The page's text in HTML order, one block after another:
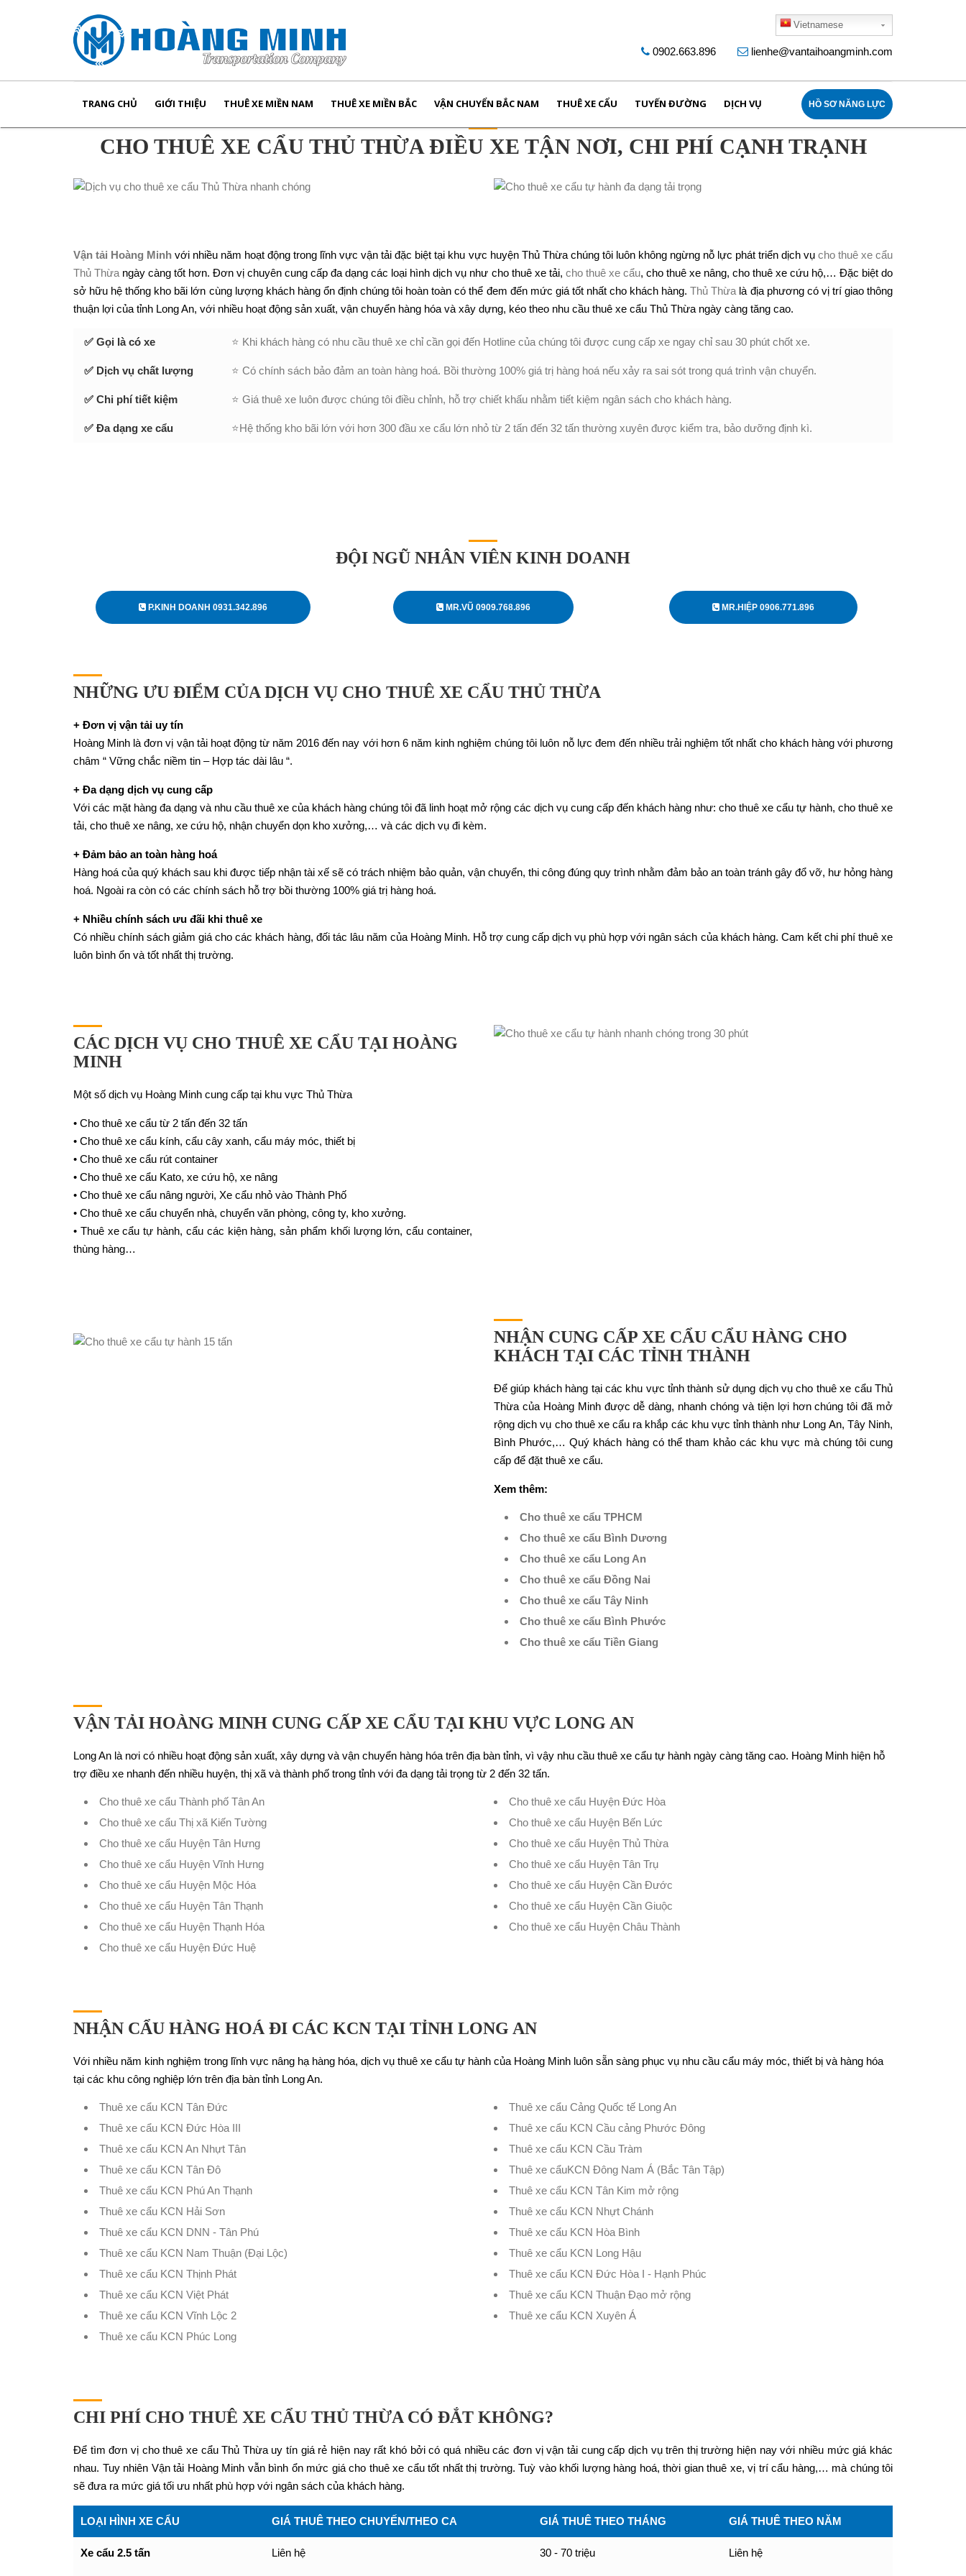
Vietnamese
0902.663.896 lienhe@vantaihoangminh.com
TRANG CHỦ GIỚI THIỆU THUÊ XE MIỀN NAM THUÊ XE MIỀN BẮC VẬN CHUYỂN BẮC NAM THUÊ XE CẨU TUYẾN ĐƯỜNG DỊCH VỤ HỒ SƠ NĂNG LỰC
CHO THUÊ XE CẨU THỦ THỪA ĐIỀU XE TẬN NƠI, CHI PHÍ CẠNH TRẠNH
Vận tải Hoàng Minh với nhiều năm hoạt động trong lĩnh vực vận tải đặc biệt tại khu vực huyện Thủ Thừa chúng tôi luôn không ngừng nỗ lực phát triển dịch vụ cho thuê xe cẩu
Thủ Thừa ngày càng tốt hơn. Đơn vị chuyên cung cấp đa dạng các loại hình dịch vụ như cho thuê xe tải, cho thuê xe cẩu, cho thuê xe nâng, cho thuê xe cứu hộ,… Đặc biệt do
sở hữu hệ thống kho bãi lớn cùng lượng khách hàng ổn định chúng tôi hoàn toàn có thể đem đến mức giá tốt nhất cho khách hàng.Thủ Thừa là địa phương có vị trí giao thông
thuận lợi của tỉnh Long An, với nhiều hoạt động sản xuất, vận chuyển hàng hóa và xây dựng, kéo theo nhu cầu thuê xe cẩu Thủ Thừa ngày càng tăng cao.
✅ Gọi là có xe ⭐ Khi khách hàng có nhu cầu thuê xe chỉ cần gọi đến Hotline của chúng tôi được cung cấp xe ngay chỉ sau 30 phút chốt xe.
✅ Dịch vụ chất lượng ⭐ Có chính sách bảo đảm an toàn hàng hoá. Bồi thường 100% giá trị hàng hoá nếu xảy ra sai sót trong quá trình vận chuyển.
✅ Chi phí tiết kiệm ⭐ Giá thuê xe luôn được chúng tôi điều chỉnh, hỗ trợ chiết khấu nhằm tiết kiệm ngân sách cho khách hàng.
✅ Đa dạng xe cẩu ⭐Hệ thống kho bãi lớn với hơn 300 đầu xe cẩu lớn nhỏ từ 2 tấn đến 32 tấn thường xuyên được kiểm tra, bảo dưỡng định kì.
ĐỘI NGŨ NHÂN VIÊN KINH DOANH
P.KINH DOANH 0931.342.896 MR.VŨ 0909.768.896 MR.HIỆP 0906.771.896
NHỮNG ƯU ĐIỂM CỦA DỊCH VỤ CHO THUÊ XE CẨU THỦ THỪA
+ Đơn vị vận tải uy tín
Hoàng Minh là đơn vị vận tải hoạt động từ năm 2016 đến nay với hơn 6 năm kinh nghiệm chúng tôi luôn nỗ lực đem đến nhiều trải nghiệm tốt nhất cho khách hàng với phương
châm “ Vững chắc niềm tin – Hợp tác dài lâu “.
+ Đa dạng dịch vụ cung cấp
Với các mặt hàng đa dạng và nhu cầu thuê xe của khách hàng chúng tôi đã linh hoạt mở rộng các dịch vụ cung cấp đến khách hàng như: cho thuê xe cẩu tự hành, cho thuê xe
tải, cho thuê xe nâng, xe cứu hộ, nhận chuyển dọn kho xưởng,… và các dịch vụ đi kèm.
+ Đảm bảo an toàn hàng hoá
Hàng hoá của quý khách sau khi được tiếp nhận tài xế sẽ có trách nhiệm bảo quản, vận chuyển, thi công đúng quy trình nhằm đảm bảo an toàn tránh gây đổ vỡ, hư hỏng hàng
hoá. Ngoài ra còn có các chính sách hỗ trợ bồi thường 100% giá trị hàng hoá.
+ Nhiều chính sách ưu đãi khi thuê xe
Có nhiều chính sách giảm giá cho các khách hàng, đối tác lâu năm của Hoàng Minh. Hỗ trợ cung cấp dịch vụ phù hợp với ngân sách của khách hàng. Cam kết chi phí thuê xe
luôn bình ổn và tốt nhất thị trường.
CÁC DỊCH VỤ CHO THUÊ XE CẨU TẠI HOÀNG
MINH
Một số dịch vụ Hoàng Minh cung cấp tại khu vực Thủ Thừa
• Cho thuê xe cẩu từ 2 tấn đến 32 tấn
• Cho thuê xe cẩu kính, cẩu cây xanh, cẩu máy móc, thiết bị
• Cho thuê xe cẩu rút container
• Cho thuê xe cẩu Kato, xe cứu hộ, xe nâng
• Cho thuê xe cẩu nâng người, Xe cẩu nhỏ vào Thành Phố
• Cho thuê xe cẩu chuyển nhà, chuyển văn phòng, công ty, kho xưởng.
• Thuê xe cẩu tự hành, cẩu các kiện hàng, sản phẩm khối lượng lớn, cẩu container,
thùng hàng…
NHẬN CUNG CẤP XE CẨU CẨU HÀNG CHO
KHÁCH TẠI CÁC TỈNH THÀNH
Để giúp khách hàng tại các khu vực tỉnh thành sử dụng dịch vụ cho thuê xe cẩu Thủ
Thừa của Hoàng Minh được dễ dàng, nhanh chóng và tiện lợi hơn chúng tôi đã mở
rộng dịch vụ cho thuê xe cẩu ra khắp các khu vực tỉnh thành như Long An, Tây Ninh,
Bình Phước,… Quý khách hàng có thể tham khảo các khu vực mà chúng tôi cung
cấp để đặt thuê xe cẩu.
Xem thêm:
Cho thuê xe cẩu TPHCM
Cho thuê xe cẩu Bình Dương
Cho thuê xe cẩu Long An
Cho thuê xe cẩu Đồng Nai
Cho thuê xe cẩu Tây Ninh
Cho thuê xe cẩu Bình Phước
Cho thuê xe cẩu Tiền Giang
VẬN TẢI HOÀNG MINH CUNG CẤP XE CẨU TẠI KHU VỰC LONG AN
Long An là nơi có nhiều hoạt động sản xuất, xây dựng và vận chuyển hàng hóa trên địa bàn tỉnh, vì vậy nhu cầu thuê xe cẩu tự hành ngày càng tăng cao. Hoàng Minh hiện hỗ
trợ điều xe nhanh đến nhiều huyện, thị xã và thành phố trong tỉnh với đa dạng tải trọng từ 2 đến 32 tấn.
Cho thuê xe cẩu Thành phố Tân An
Cho thuê xe cẩu Thị xã Kiến Tường
Cho thuê xe cẩu Huyện Tân Hưng
Cho thuê xe cẩu Huyện Vĩnh Hưng
Cho thuê xe cẩu Huyện Mộc Hóa
Cho thuê xe cẩu Huyện Tân Thạnh
Cho thuê xe cẩu Huyện Thạnh Hóa
Cho thuê xe cẩu Huyện Đức Huệ
Cho thuê xe cẩu Huyện Đức Hòa
Cho thuê xe cẩu Huyện Bến Lức
Cho thuê xe cẩu Huyện Thủ Thừa
Cho thuê xe cẩu Huyện Tân Trụ
Cho thuê xe cẩu Huyện Cần Đước
Cho thuê xe cẩu Huyện Cần Giuộc
Cho thuê xe cẩu Huyện Châu Thành
NHẬN CẨU HÀNG HOÁ ĐI CÁC KCN TẠI TỈNH LONG AN
Với nhiều năm kinh nghiệm trong lĩnh vực nâng hạ hàng hóa, dịch vụ thuê xe cẩu tự hành của Hoàng Minh luôn sẵn sàng phục vụ nhu cầu cẩu máy móc, thiết bị và hàng hóa
tại các khu công nghiệp lớn trên địa bàn tỉnh Long An.
Thuê xe cẩu KCN Tân Đức
Thuê xe cẩu KCN Đức Hòa III
Thuê xe cẩu KCN An Nhựt Tân
Thuê xe cẩu KCN Tân Đô
Thuê xe cẩu KCN Phú An Thạnh
Thuê xe cẩu KCN Hải Sơn
Thuê xe cẩu KCN DNN - Tân Phú
Thuê xe cẩu KCN Nam Thuận (Đại Lộc)
Thuê xe cẩu KCN Thịnh Phát
Thuê xe cẩu KCN Việt Phát
Thuê xe cẩu KCN Vĩnh Lộc 2
Thuê xe cẩu KCN Phúc Long
Thuê xe cẩu Cảng Quốc tế Long An
Thuê xe cẩu KCN Cầu cảng Phước Đông
Thuê xe cẩu KCN Cầu Tràm
Thuê xe cẩuKCN Đông Nam Á (Bắc Tân Tập)
Thuê xe cẩu KCN Tân Kim mở rộng
Thuê xe cẩu KCN Nhựt Chánh
Thuê xe cẩu KCN Hòa Bình
Thuê xe cẩu KCN Long Hậu
Thuê xe cẩu KCN Đức Hòa I - Hạnh Phúc
Thuê xe cẩu KCN Thuận Đạo mở rộng
Thuê xe cẩu KCN Xuyên Á
CHI PHÍ CHO THUÊ XE CẨU THỦ THỪA CÓ ĐẮT KHÔNG?
Để tìm đơn vị cho thuê xe cẩu Thủ Thừa uy tín giá rẻ hiện nay rất khó bởi có quá nhiều các đơn vị vận tải cung cấp dịch vụ trên thị trường hiện nay với nhiều mức giá khác
nhau. Tuy nhiên Vận tải Hoàng Minh vẫn bình ổn mức giá cho thuê xe cẩu tốt nhất thị trường. Tuỳ vào khối lượng hàng hoá, thời gian thuê xe, vị trí cẩu hàng,… mà chúng tôi
sẽ đưa ra mức giá tối ưu nhất phù hợp với ngân sách của khách hàng.
LOẠI HÌNH XE CẨU GIÁ THUÊ THEO CHUYẾN/THEO CA GIÁ THUÊ THEO THÁNG GIÁ THUÊ THEO NĂM
Xe cẩu 2.5 tấn Liên hệ 30 - 70 triệu Liên hệ